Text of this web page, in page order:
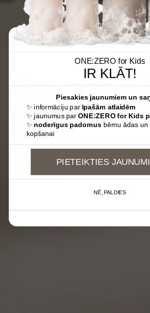
ONE:ZERO for Kids
IR KLĀT!
Piesakies jaunumiem un
✨ informāciju parīpašām atlaidēm
✨ jaunumus parONE:ZERO for Kids
✨ noderīgus padomusbērnu ādas un
kopšanai
PIETEIKTIES
NĒ, PALDIES